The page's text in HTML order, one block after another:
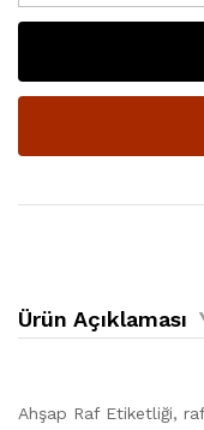
Ürün Açıklaması
Ahşap Raf Etiketliği,